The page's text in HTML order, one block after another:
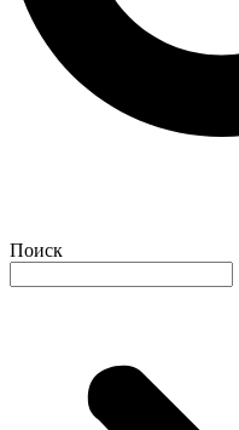
Поиск